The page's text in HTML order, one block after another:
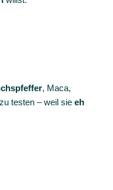
, Maca,
testen – weil sie eh